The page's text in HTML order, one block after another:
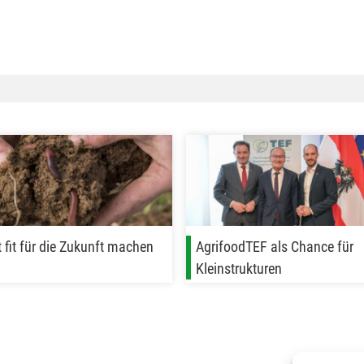
fit für die Zukunft machen
AgrifoodTEF als Chance für
Kleinstrukturen